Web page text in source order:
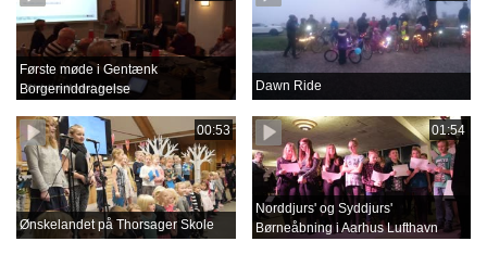
Første møde i Gentænk
Borgerinddragelse
Dawn Ride
00:53
Ønskelandet på Thorsager Skole
01:54
Norddjurs' og Syddjurs'
Børneåbning i Aarhus Lufthavn